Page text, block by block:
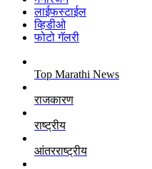
लाईफस्टाईल
व्हिडीओ
फोटो गॅलरी
Top Marathi News
राजकारण
राष्ट्रीय
आंतरराष्ट्रीय